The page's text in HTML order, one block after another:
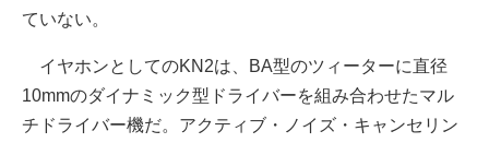
ていない。
イヤホンとしてのKN2は、BA型のツィーターに直径
10mmのダイナミック型ドライバーを組み合わせたマル
チドライバー機だ。アクティブ・ノイズ・キャンセリン